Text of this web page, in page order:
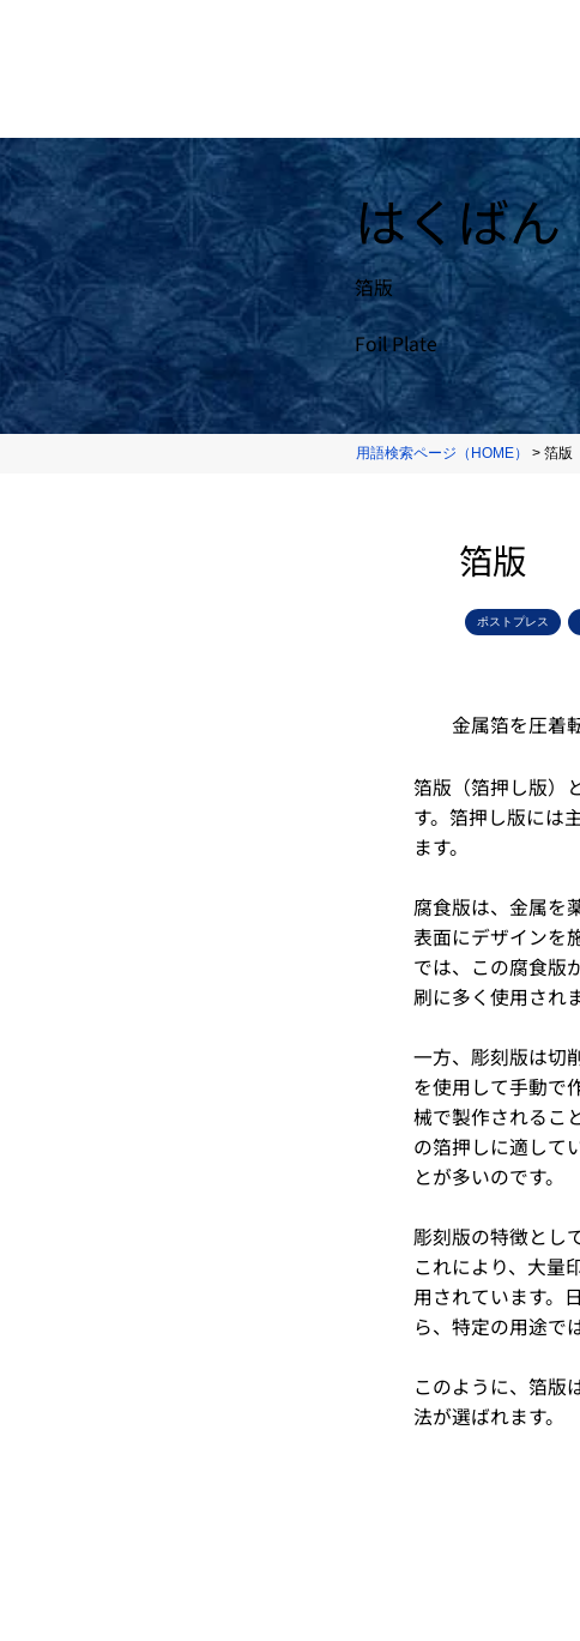
はくばん
箔版
Foil Plate
用語検索ページ（HOME） > 箔版
箔版
ポストプレス
金属箔を圧着
箔版（箔押し版）
す。箔押し版には
ます。
腐食版は、金属を
表面にデザインを
では、この腐食版
刷に多く使用されま
一方、彫刻版は切
を使用して手動で
械で製作されるこ
の箔押しに適して
とが多いのです。
彫刻版の特徴とし
これにより、大量
用されています。
ら、特定の用途で
このように、箔版
法が選ばれます。